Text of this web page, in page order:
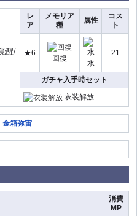
レ
ア
メモリア
種
属性
コス
ト
★6
回復
水
21
ガチャ入手時セット
衣装解放
金箱弥宙
消費
MP